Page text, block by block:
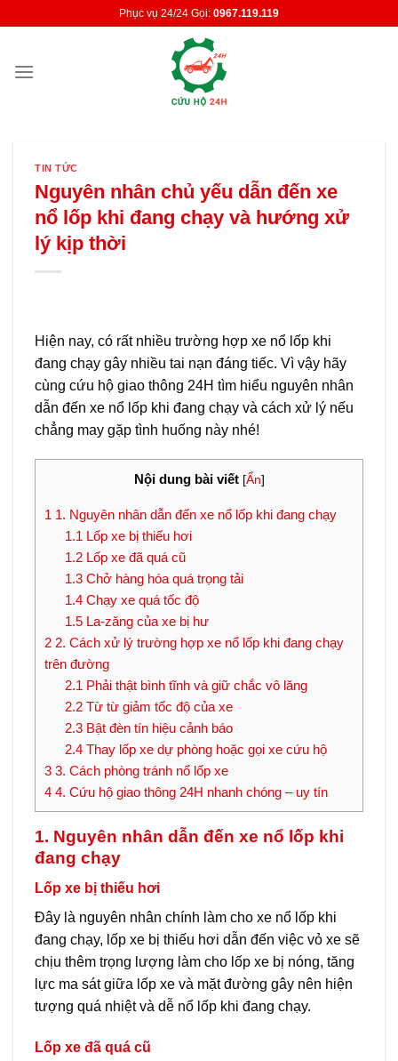
Phục vụ 24/24 Gọi: 0967.119.119
TIN TỨC
Nguyên nhân chủ yếu dẫn đến xe
nổ lốp khi đang chạy và hướng xử
lý kịp thời
Hiện nay, có rất nhiều trường hợp xe nổ lốp khi
đang chạy gây nhiều tai nạn đáng tiếc. Vì vậy hãy
cùng cứu hộ giao thông 24H tìm hiểu nguyên nhân
dẫn đến xe nổ lốp khi đang chạy và cách xử lý nếu
chẳng may gặp tình huống này nhé!
Nội dung bài viết [Ẩn]
1 1. Nguyên nhân dẫn đến xe nổ lốp khi đang chạy
1.1 Lốp xe bị thiếu hơi
1.2Lốp xe đã quá cũ
1.3Chở hàng hóa quá trọng tải
1.4Chạy xe quá tốc độ
1.5La-zăng của xe bị hư
2 2. Cách xử lý trường hợp xe nổ lốp khi đang chạy
trên đường
2.1 Phải thật bình tĩnh và giữ chắc vô lăng
2.2Từ từ giảm tốc độ của xe
2.3Bật đèn tín hiệu cảnh báo
2.4Thay lốp xe dự phòng hoặc gọi xe cứu hộ
3 3. Cách phòng tránh nổ lốp xe
4 4. Cứu hộ giao thông 24H nhanh chóng – uy tín
1. Nguyên nhân dẫn đến xe nổ lốp khi
đang chạy
Lốp xe bị thiếu hơi
Đây là nguyên nhân chính làm cho xe nổ lốp khi
đang chạy, lốp xe bị thiếu hơi dẫn đến việc vỏ xe sẽ
chịu thêm trọng lượng làm cho lốp xe bị nóng, tăng
lực ma sát giữa lốp xe và mặt đường gây nên hiện
tượng quá nhiệt và dễ nổ lốp khi đang chạy.
Lốp xe đã quá cũ